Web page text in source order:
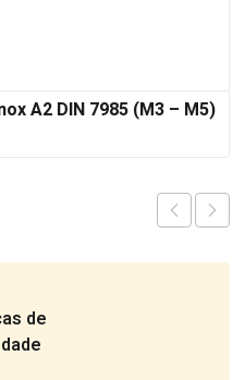
A2 DIN 7985 (M3 – M5)
de